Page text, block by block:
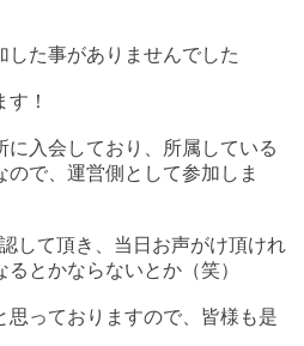
た事がありませんでした
！
入会しており、所属している
ので、運営側として参加しま
して頂き、当日お声がけ頂けれ
とかならないとか（笑）
思っておりますので、皆様も是